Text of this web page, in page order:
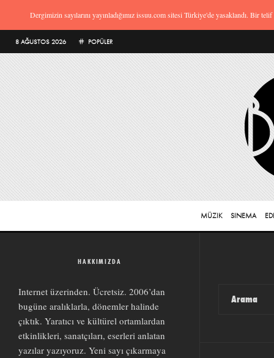
Dergimizin sayılarını yayınladığımız issuu.com sitesi Türkiye'de yasaklandı. Bir
8 AĞUSTOS 2026 POPÜLER
MÜZIK SINEMA
HAKKIMIZDA
Internet üzerinden. Ücretsiz. 2006’dan
bugüne aralıklarla, dönemler halinde
çıktık. Yaratıcı ve kültürel ortamlardan
etkinlikleri, sanatçıları, eserleri anlatan
yazılar yazıyoruz. Yeni sayı çıkarmaya